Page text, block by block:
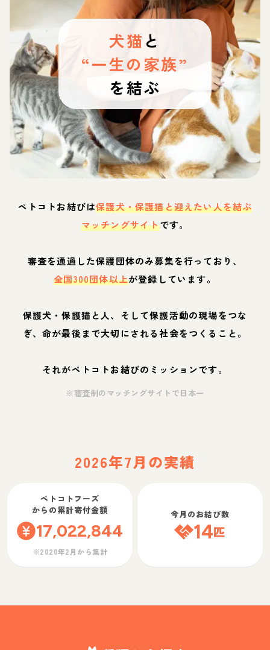
犬猫 と
“一生の家族”
を結ぶ
ペトコトお結びは保護犬・保護猫と迎えたい人を結ぶ
マッチングサイトです。
審査を通過した保護団体のみ募集を行っており、
全国300団体以上が登録しています。
保護犬・保護猫と人、そして保護活動の現場をつな
ぎ、命が最後まで大切にされる社会をつくること。
それがペトコトお結びのミッションです。
※審査制のマッチングサイトで日本一
2026年7月の実績
ペトコトフーズ
からの累計寄付金額
17,022,844
※2020年2月から集計
今月のお結び数
14匹